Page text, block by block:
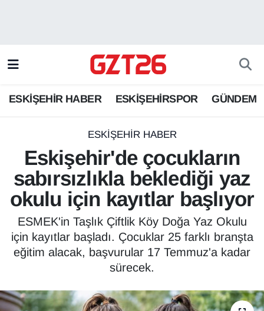
ESKİŞEHİR HABER ESKİŞEHİRSPOR GÜNDEM
ESKİŞEHİR HABER
Eskişehir'de çocukların
sabırsızlıkla beklediği yaz
okulu için kayıtlar başlıyor
ESMEK'in Taşlık Çiftlik Köy Doğa Yaz Okulu
için kayıtlar başladı. Çocuklar 25 farklı branşta
eğitim alacak, başvurular 17 Temmuz'a kadar
sürecek.
ESKİŞEHİRSPOR
GÜNDEM
Odunpazarı Trafik Yoğunluk Haritası
Süper Lig Puan Durumu ve Fikstür
Tüm Manşetler
Son Dakika Haberleri
Haber Arşivi